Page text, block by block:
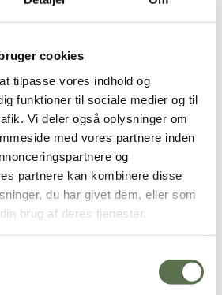
cookies
tilpasse vores indhold og
funktioner til sociale medier og til
Vi deler også oplysninger om
med vores partnere inden
og
partnere kan kombinere disse
du har givet dem, eller som
brug af deres tjenester.
bagt afValsemøllen Sandwichstykker
spinat
Marie) i tynde skiver